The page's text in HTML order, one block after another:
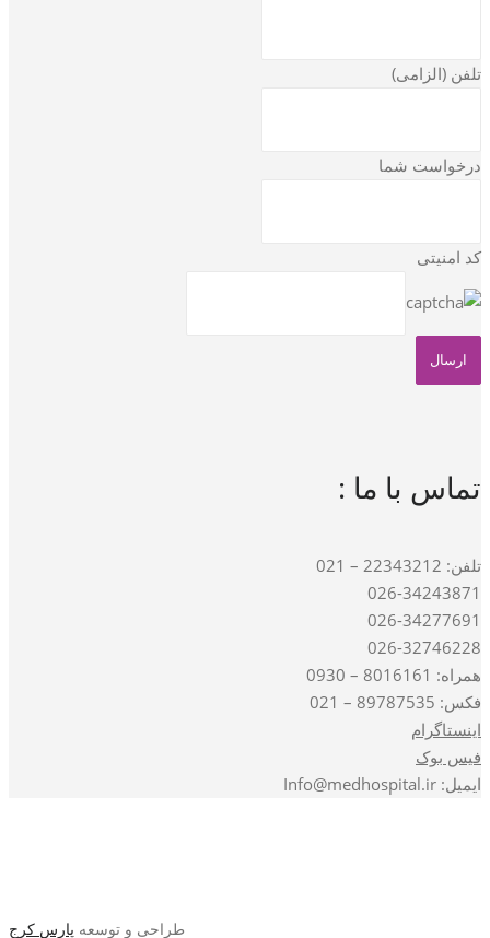
تلفن (الزامی)
درخواست شما
کد امنیتی
تماس با ما :
تلفن: 22343212 – 021
026-34243871
026-34277691
026-32746228
همراه: 8016161 – 0930
فکس: 89787535 – 021
اینستاگرام
فیس بوک
ایمیل: Info@medhospital.ir
طراحی و توسعه پارس کرج